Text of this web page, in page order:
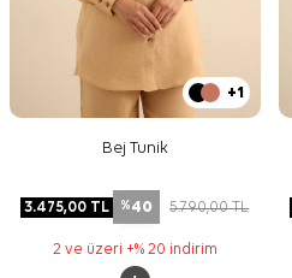
+1
Bej Tunik
3.475,00 TL %40 5.790,00TL
2 ve üzeri +% 20 indirim